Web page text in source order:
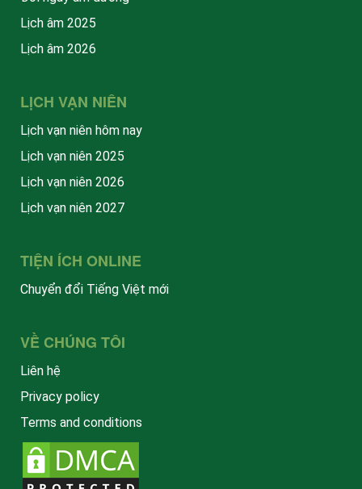
Lịch âm 2025
Lịch âm 2026
LỊCH VẠN NIÊN
Lịch vạn niên hôm nay
Lịch vạn niên 2025
Lịch vạn niên 2026
Lịch vạn niên 2027
TIỆN ÍCH ONLINE
Chuyển đổi Tiếng Việt mới
VỀ CHÚNG TÔI
Liên hệ
Privacy policy
Terms and conditions